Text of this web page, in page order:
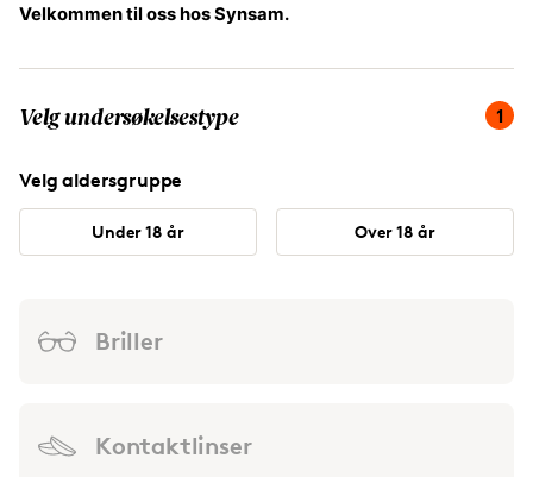
Velkommen til oss hos Synsam.
1
Velg undersøkelsestype
Velg aldersgruppe
Under 18 år Over 18 år
Briller
Kontaktlinser